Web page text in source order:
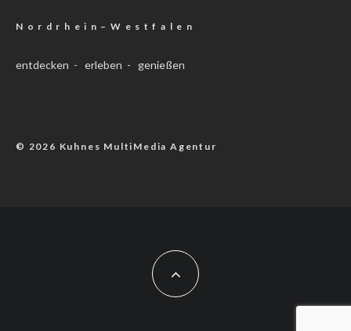
N o r d r h e i n – W e s t f a l e n
entdecken - erleben - genießen
© 2026 Kuhnes MultiMedia Agentur